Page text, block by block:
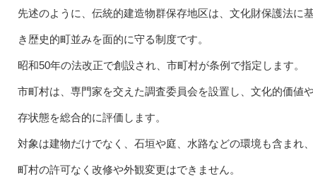
先述のように、伝統的建造物群保存地区は、文化財保護法に
き歴史的町並みを面的に守る制度です。
昭和50年の法改正で創設され、市町村が条例で指定します。
市町村は、専門家を交えた調査委員会を設置し、文化的価値
存状態を総合的に評価します。
対象は建物だけでなく、石垣や庭、水路などの環境も含まれ
町村の許可なく改修や外観変更はできません。